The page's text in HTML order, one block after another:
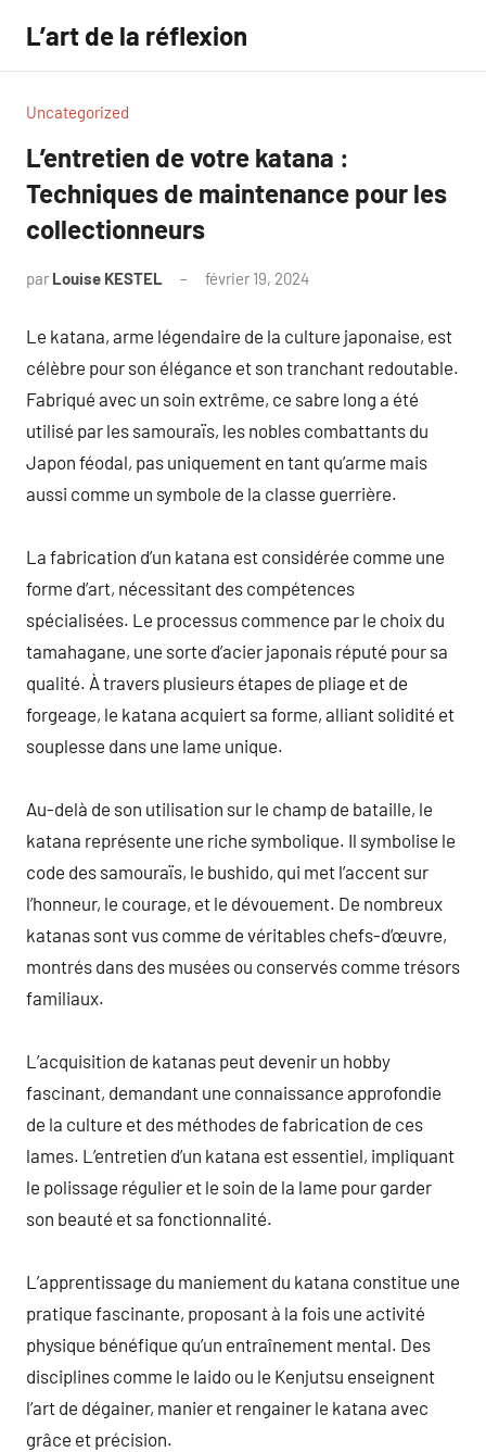
contenu
L’art de la réflexion
Uncategorized
L’entretien de votre katana :
Techniques de maintenance pour les
collectionneurs
par Louise KESTEL février 19, 2024
Le katana, arme légendaire de la culture japonaise, est
célèbre pour son élégance et son tranchant redoutable.
Fabriqué avec un soin extrême, ce sabre long a été
utilisé par les samouraïs, les nobles combattants du
Japon féodal, pas uniquement en tant qu’arme mais
aussi comme un symbole de la classe guerrière.
La fabrication d’un katana est considérée comme une
forme d’art, nécessitant des compétences
spécialisées. Le processus commence par le choix du
tamahagane, une sorte d’acier japonais réputé pour sa
qualité. À travers plusieurs étapes de pliage et de
forgeage, le katana acquiert sa forme, alliant solidité et
souplesse dans une lame unique.
Au-delà de son utilisation sur le champ de bataille, le
katana représente une riche symbolique. Il symbolise le
code des samouraïs, le bushido, qui met l’accent sur
l’honneur, le courage, et le dévouement. De nombreux
katanas sont vus comme de véritables chefs-d’œuvre,
montrés dans des musées ou conservés comme trésors
familiaux.
L’acquisition de katanas peut devenir un hobby
fascinant, demandant une connaissance approfondie
de la culture et des méthodes de fabrication de ces
lames. L’entretien d’un katana est essentiel, impliquant
le polissage régulier et le soin de la lame pour garder
son beauté et sa fonctionnalité.
L’apprentissage du maniement du katana constitue une
pratique fascinante, proposant à la fois une activité
physique bénéfique qu’un entraînement mental. Des
disciplines comme le Iaido ou le Kenjutsu enseignent
l’art de dégainer, manier et rengainer le katana avec
grâce et précision.